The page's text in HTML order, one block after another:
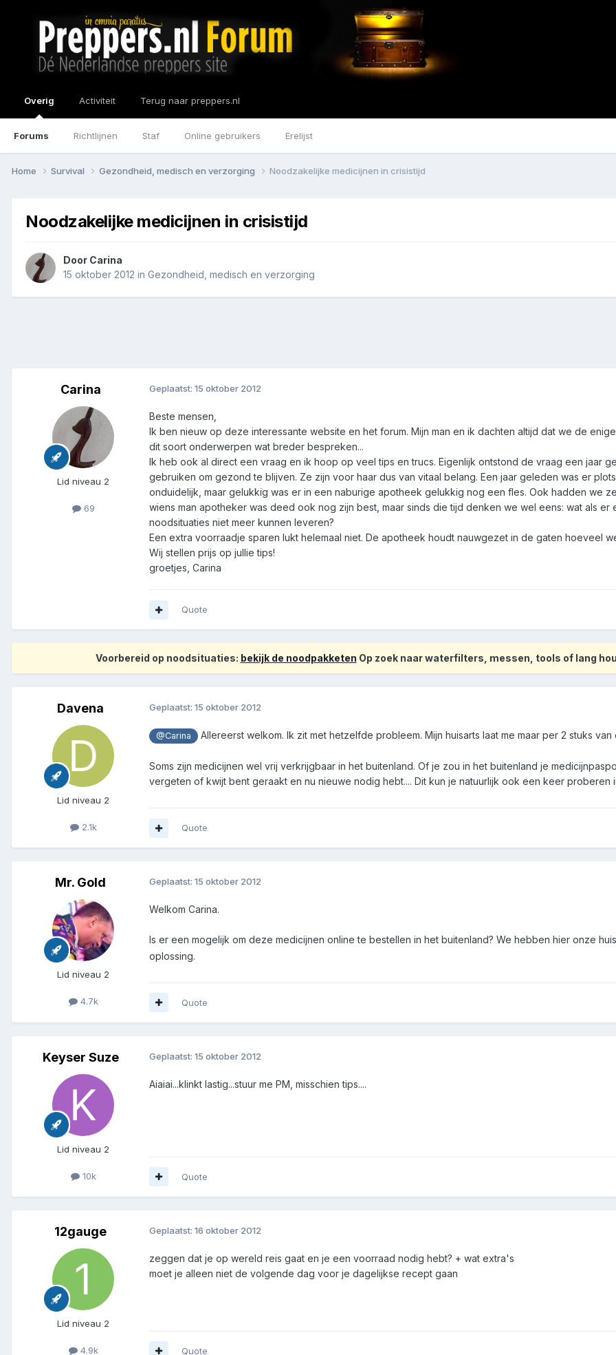
Overig
Forums Richtlijnen Staf Online gebruikers Erelijst
Activiteit Terug naar preppers.nl
Home Survival Gezondheid, medisch en verzorging Noodzakelijke medicijnen in crisistijd
Noodzakelijke medicijnen in crisistijd
Door Carina
15 oktober 2012 in Gezondheid, medisch en verzorging
Carina
Lid niveau 2
69
Geplaatst: 15 oktober 2012
Beste mensen,
Ik ben nieuw op deze interessante website en het forum. Mijn man en ik dachten altijd dat we de
dit soort onderwerpen wat breder bespreken...
Ik heb ook al direct een vraag en ik hoop op veel tips en trucs. Eigenlijk ontstond de vraag een jaar
gebruiken om gezond te blijven. Ze zijn voor haar dus van vitaal belang. Een jaar geleden was er
onduidelijk, maar gelukkig was er in een naburige apotheek gelukkig nog een fles. Ook hadden we
wiens man apotheker was deed ook nog zijn best, maar sinds die tijd denken we wel eens: wat als
noodsituaties niet meer kunnen leveren?
Een extra voorraadje sparen lukt helemaal niet. De apotheek houdt nauwgezet in de gaten hoeveel
Wij stellen prijs op jullie tips!
groetjes, Carina
Quote
Voorbereid op noodsituaties: bekijk de noodpakketen Op zoek naar waterfilters, messen, tools of lang
Davena
Lid niveau 2
2.1k
Geplaatst: 15 oktober 2012
@Carina Allereerst welkom. Ik zit met hetzelfde probleem. Mijn huisarts laat me maar per 2 stuks van
Soms zijn medicijnen wel vrij verkrijgbaar in het buitenland. Of je zou in het buitenland je
vergeten of kwijt bent geraakt en nu nieuwe nodig hebt.... Dit kun je natuurlijk ook een keer
Quote
Mr. Gold
Lid niveau 2
4.7k
Geplaatst: 15 oktober 2012
Welkom Carina.
Is er een mogelijk om deze medicijnen online te bestellen in het buitenland? We hebben hier onze
oplossing.
Quote
Keyser Suze
Lid niveau 2
10k
Geplaatst: 15 oktober 2012
Aiaiai...klinkt lastig...stuur me PM, misschien tips....
Quote
12gauge
Lid niveau 2
4.9k
Geplaatst: 16 oktober 2012
zeggen dat je op wereld reis gaat en je een voorraad nodig hebt? + wat extra's
moet je alleen niet de volgende dag voor je dagelijkse recept gaan
Quote